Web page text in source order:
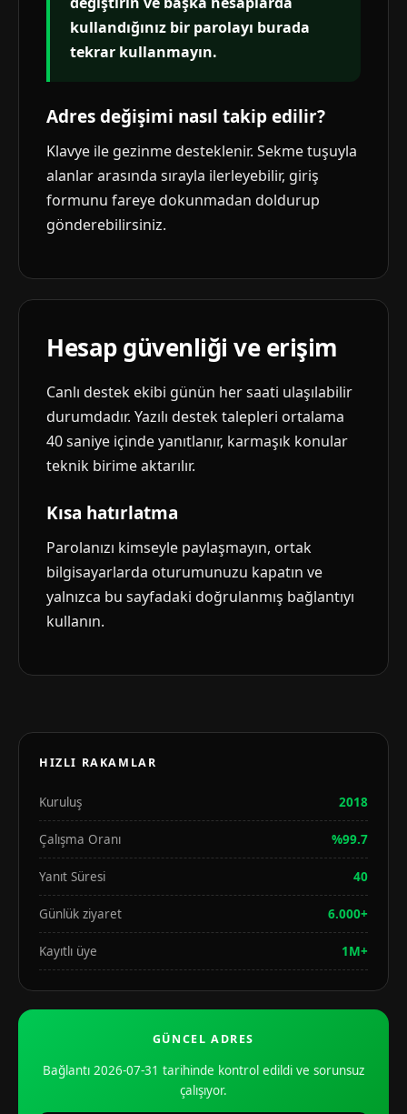
kullandığınız bir parolayı burada
tekrar kullanmayın.
Adres değişimi nasıl takip edilir?
Klavye ile gezinme desteklenir. Sekme tuşuyla
alanlar arasında sırayla ilerleyebilir, giriş
formunu fareye dokunmadan doldurup
gönderebilirsiniz.
Hesap güvenliği ve erişim
Canlı destek ekibi günün her saati ulaşılabilir
durumdadır. Yazılı destek talepleri ortalama
40 saniye içinde yanıtlanır, karmaşık konular
teknik birime aktarılır.
Kısa hatırlatma
Parolanızı kimseyle paylaşmayın, ortak
bilgisayarlarda oturumunuzu kapatın ve
yalnızca bu sayfadaki doğrulanmış bağlantıyı
kullanın.
HIZLI RAKAMLAR
Kuruluş 2018
Çalışma Oranı %99.7
Yanıt Süresi 40
Günlük ziyaret 6.000+
Kayıtlı üye 1M+
GÜNCEL ADRES
Bağlantı 2026-07-31 tarihinde kontrol edildi ve sorunsuz
çalışıyor.